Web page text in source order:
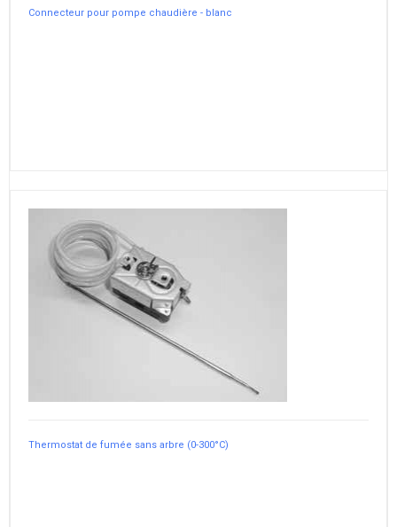
Connecteur pour pompe chaudière - blanc
Thermostat de fumée sans arbre (0-300°C)